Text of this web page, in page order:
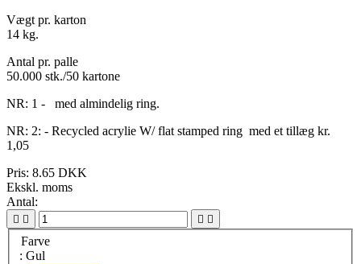
Vægt pr. karton
14 kg.
Antal pr. palle
50.000 stk./50 kartone
NR: 1 - med almindelig ring.
NR: 2: - Recycled acrylie W/ flat stamped ring med et tillæg kr.
1,05
Pris: 8.65 DKK
Ekskl. moms
Antal:
   
Farve
: Gul